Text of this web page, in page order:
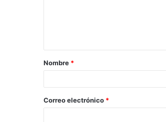
a
r
*
Nombre *
Correo electrónico *